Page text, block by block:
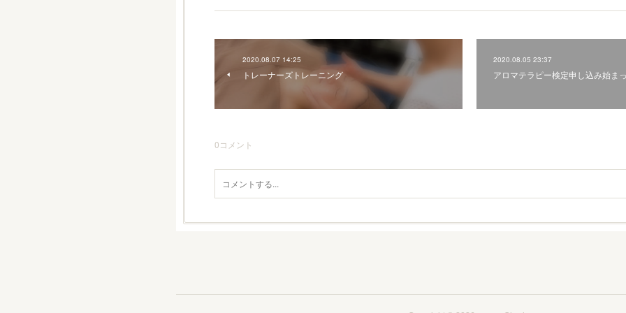
2020.08.07 14:25
トレーナーズトレーニング
2020.08.05 23:37
アロマテラピー検定申し込み始ま
0コメント